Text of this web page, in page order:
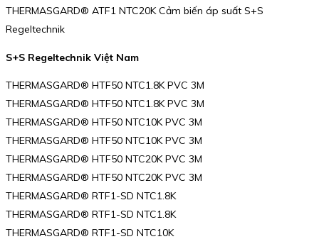
THERMASGARD® ATF1 NTC20K Cảm biến áp suất S+S
Regeltechnik
S+S Regeltechnik Việt Nam
THERMASGARD® HTF50 NTC1.8K PVC 3M
THERMASGARD® HTF50 NTC1.8K PVC 3M
THERMASGARD® HTF50 NTC10K PVC 3M
THERMASGARD® HTF50 NTC10K PVC 3M
THERMASGARD® HTF50 NTC20K PVC 3M
THERMASGARD® HTF50 NTC20K PVC 3M
THERMASGARD® RTF1-SD NTC1.8K
THERMASGARD® RTF1-SD NTC1.8K
THERMASGARD® RTF1-SD NTC10K